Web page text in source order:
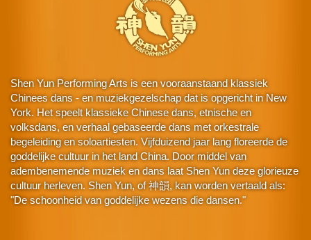
Shen Yun Performing Arts is een vooraanstaand klassiek
Chinees dans - en muziekgezelschap dat is opgericht in New
York. Het speelt klassieke Chinese dans, etnische en
volksdans, en verhaal gebaseerde dans met orkestrale
begeleiding en soloartiesten. Vijfduizend jaar lang floreerde de
goddelijke cultuur in het land China. Door middel van
adembenemende muziek en dans laat Shen Yun deze glorieuze
cultuur herleven. Shen Yun, of 神韻, kan worden vertaald als:
"De schoonheid van goddelijke wezens die dansen."